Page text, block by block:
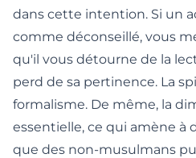
dans cette intention. Si un
comme déconseillé, vous
qu'il vous détourne de la
perd de sa pertinence. La
formalisme. De même, la
essentielle, ce qui amène à
que des non-musulmans